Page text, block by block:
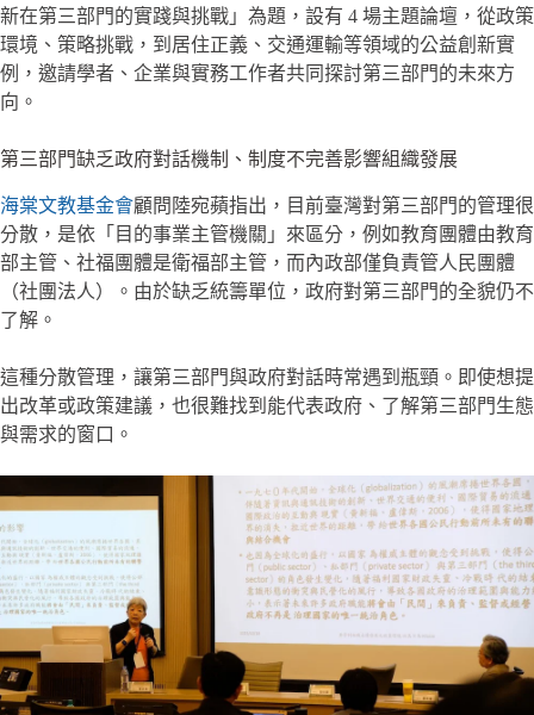
新在第三部門的實踐與挑戰」為題，設有 4 場主題論壇，從政策
環境、策略挑戰，到居住正義、交通運輸等領域的公益創新實
例，邀請學者、企業與實務工作者共同探討第三部門的未來方
向。
第三部門缺乏政府對話機制、制度不完善影響組織發展
海棠文教基金會顧問陸宛蘋指出，目前臺灣對第三部門的管理很
分散，是依「目的事業主管機關」來區分，例如教育團體由教育
部主管、社福團體是衛福部主管，而內政部僅負責管人民團體
（社團法人）。由於缺乏統籌單位，政府對第三部門的全貌仍不
了解。
這種分散管理，讓第三部門與政府對話時常遇到瓶頸。即使想提
出改革或政策建議，也很難找到能代表政府、了解第三部門生態
與需求的窗口。